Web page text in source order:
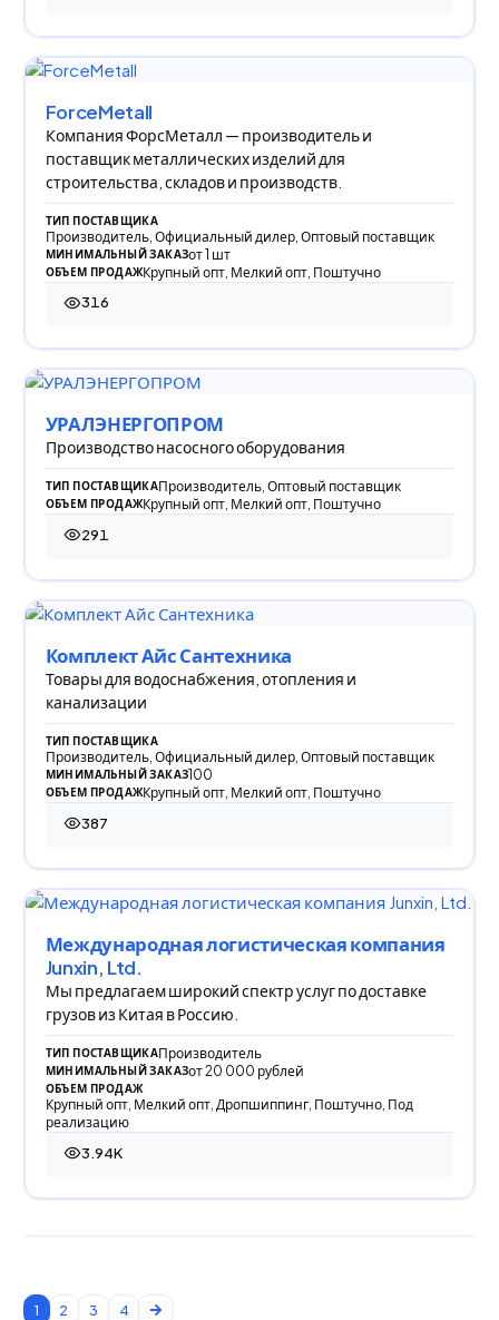
ForceMetall
Компания ФорсМеталл — производитель и
поставщик металлических изделий для
строительства, складов и производств.
ТИП ПОСТАВЩИКА
Производитель, Официальный дилер, Оптовый поставщик
МИНИМАЛЬНЫЙ ЗАКАЗот 1 шт
ОБЪЕМ ПРОДАЖКрупный опт, Мелкий опт, Поштучно
316
316 просмотров
УРАЛЭНЕРГОПРОМ
Производство насосного оборудования
ТИП ПОСТАВЩИКАПроизводитель, Оптовый поставщик
ОБЪЕМ ПРОДАЖКрупный опт, Мелкий опт, Поштучно
291
291 просмотр
Комплект Айс Сантехника
Товары для водоснабжения, отопления и
канализации
ТИП ПОСТАВЩИКА
Производитель, Официальный дилер, Оптовый поставщик
МИНИМАЛЬНЫЙ ЗАКАЗ100
ОБЪЕМ ПРОДАЖКрупный опт, Мелкий опт, Поштучно
387
387 просмотров
Международная логистическая компания
Junxin, Ltd.
Мы предлагаем широкий спектр услуг по доставке
грузов из Китая в Россию.
ТИП ПОСТАВЩИКАПроизводитель
МИНИМАЛЬНЫЙ ЗАКАЗот 20 000 рублей
ОБЪЕМ ПРОДАЖ
Крупный опт, Мелкий опт, Дропшиппинг, Поштучно, Под
реализацию
3.94K
3 940 просмотров
1 2 3 4